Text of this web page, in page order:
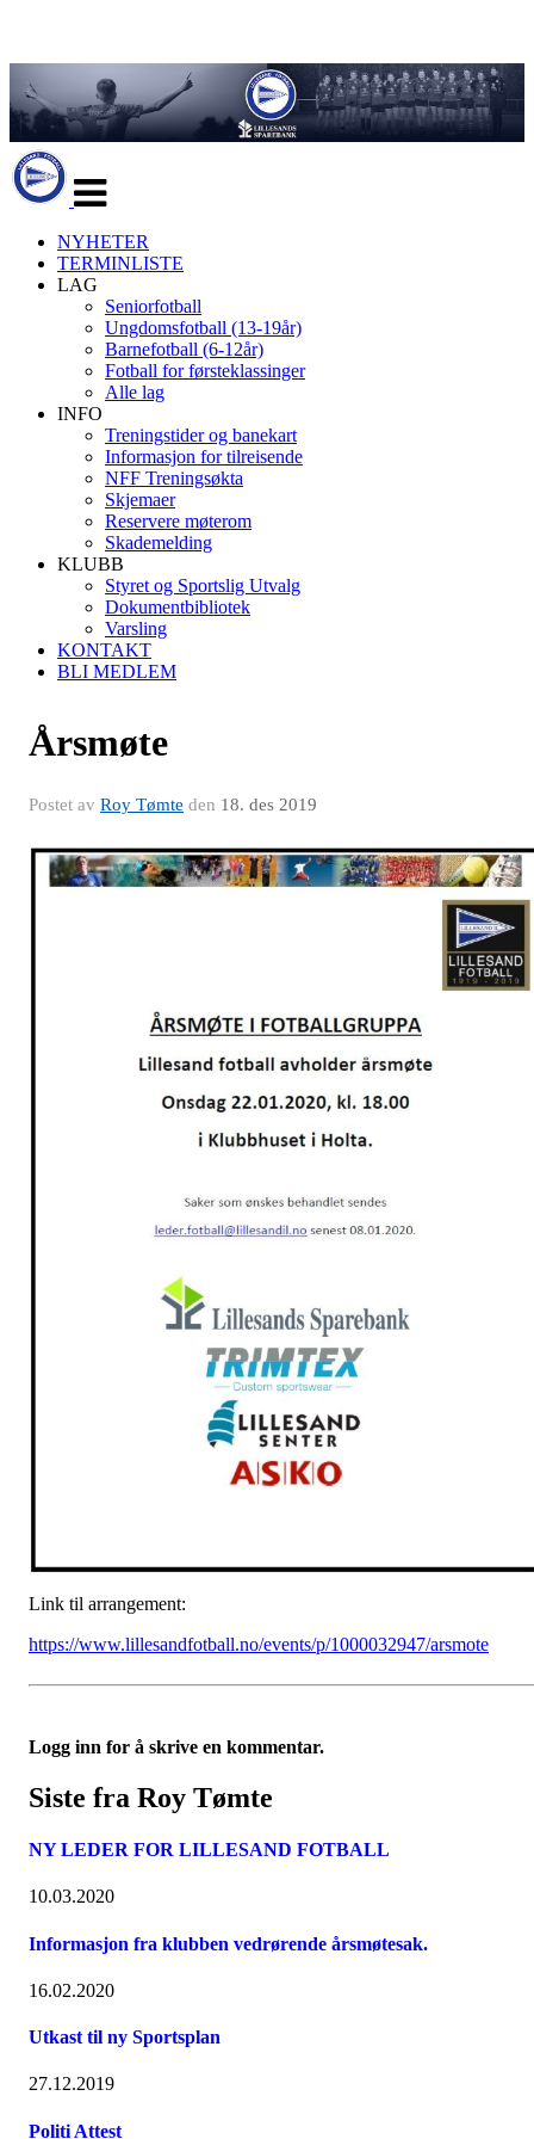
navigasjon
NYHETER
TERMINLISTE
LAG
Seniorfotball
Ungdomsfotball (13-19år)
Barnefotball (6-12år)
Fotball for førsteklassinger
Alle lag
INFO
Treningstider og banekart
Informasjon for tilreisende
NFF Treningsøkta
Skjemaer
Reservere møterom
Skademelding
KLUBB
Styret og Sportslig Utvalg
Dokumentbibliotek
Varsling
KONTAKT
BLI MEDLEM
Årsmøte
Postet av Roy Tømte den 18. des 2019
Link til arrangement:
https://www.lillesandfotball.no/events/p/1000032947/arsmote
Logg inn for å skrive en kommentar.
Siste fra Roy Tømte
NY LEDER FOR LILLESAND FOTBALL
10.03.2020
Informasjon fra klubben vedrørende årsmøtesak.
16.02.2020
Utkast til ny Sportsplan
27.12.2019
Politi Attest